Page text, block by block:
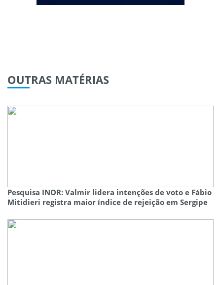
OUTRAS MATÉRIAS
Pesquisa INOR: Valmir lidera intenções de voto e Fábio
Mitidieri registra maior índice de rejeição em Sergipe